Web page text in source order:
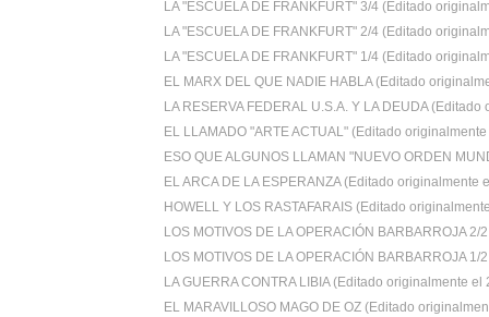
LA "ESCUELA DE FRANKFURT" 3/4 (Editado
LA "ESCUELA DE FRANKFURT" 2/4 (Editado
LA "ESCUELA DE FRANKFURT" 1/4 (Editado
EL MARX DEL QUE NADIE HABLA (Editado
LA RESERVA FEDERAL U.S.A. Y LA DEUDA (Editado
EL LLAMADO "ARTE ACTUAL" (Editado originalmente
ESO QUE ALGUNOS LLAMAN "NUEVO ORDEN
EL ARCA DE LA ESPERANZA (Editado originalmente
HOWELL Y LOS RASTAFARAIS (Editado
LOS MOTIVOS DE LA OPERACIÓN BARBARROJA 2/
LOS MOTIVOS DE LA OPERACIÓN BARBARROJA 1/
LA GUERRA CONTRA LIBIA (Editado originalmente el
EL MARAVILLOSO MAGO DE OZ (Editado